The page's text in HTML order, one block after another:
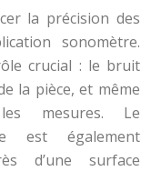
la précision des
sonomètre.
crucial : le bruit
la pièce, et même
mesures. Le
est également
d’une surface